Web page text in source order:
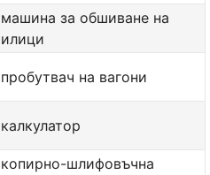
машина за обшиване на
илици
пробутвач на вагони
калкулатор
копирно-шлифовъчна